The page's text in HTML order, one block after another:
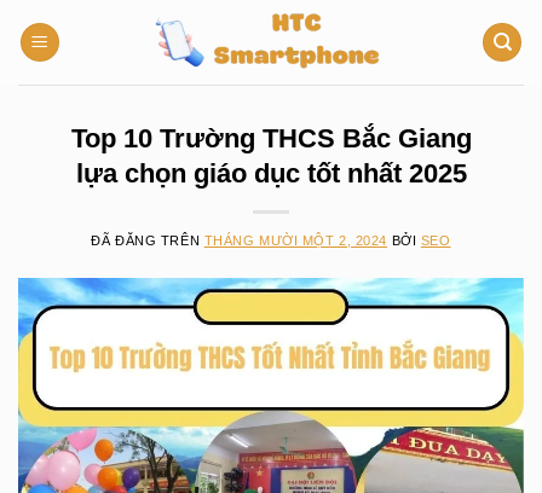
đến
Top 10 Trường THCS Bắc Giang
lựa chọn giáo dục tốt nhất 2025
ĐÃ ĐĂNG TRÊN THÁNG MƯỜI MỘT 2, 2024 BỞI SEO